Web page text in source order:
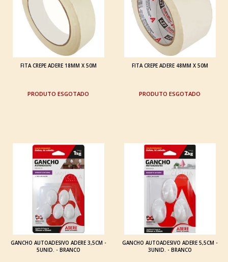
FITA CREPE ADERE 18MM X 50M
ESGOTADO
FITA CREPE ADERE 48MM X 50M
ESGOTADO
GANCHO AUTOADESIVO ADERE 3,5CM -
5UNID. - BRANCO
GANCHO AUTOADESIVO ADERE 5,5CM -
3UNID. - BRANCO